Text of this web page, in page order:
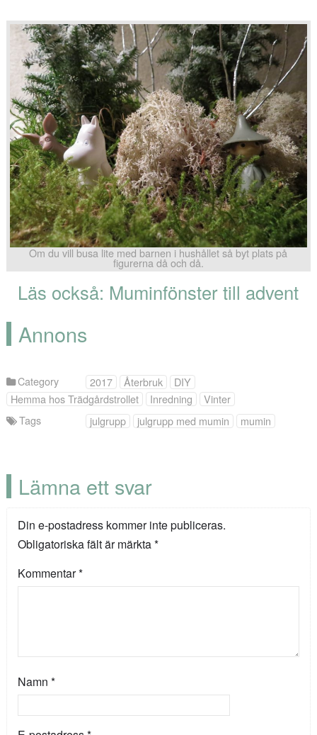
Om du vill busa lite med barnen i hushållet så byt plats på
figurerna då och då.
Läs också: Muminfönster till advent
Annons
Category 2017 Återbruk
DIY
Hemma hos Trädgårdstrollet
Inredning
Vinter
Tags
julgrupp julgrupp med mumin mumin
Lämna ett svar
Din e-postadress kommer inte publiceras.
Obligatoriska fält är märkta*
Kommentar*
Namn *